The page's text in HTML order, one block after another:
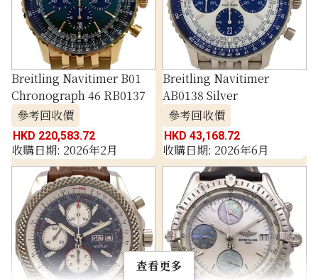
Breitling Navitimer B01
Chronograph 46 RB0137
參考回收價
HKD 220,583.72
收購日期: 2026年2月
Breitling Navitimer
AB0138 Silver
參考回收價
HKD 43,168.72
收購日期: 2026年6月
查看更多